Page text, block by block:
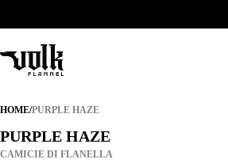
HOME/PURPLE HAZE
PURPLE HAZE
PURPLE HAZE
PURPLE HAZE
CAMICIE DI FLANELLA